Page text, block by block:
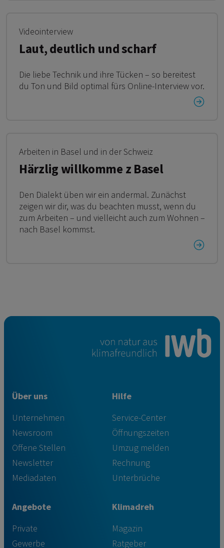
Videointerview
Laut, deutlich und scharf
Die liebe Technik und ihre Tücken – so bereitest
du Ton und Bild optimal fürs Online-Interview vor.
Arbeiten in Basel und in der Schweiz
Härzlig willkomme z Basel
Den Dialekt üben wir ein andermal. Zunächst
zeigen wir dir, was du beachten musst, wenn du
zum Arbeiten – und vielleicht auch zum Wohnen –
nach Basel kommst.
Über uns
Unternehmen
Newsroom
Offene Stellen
Newsletter
Mediadaten
Hilfe
Service-Center
Öffnungszeiten
Umzug melden
Rechnung
Unterbrüche
Angebote
Private
Gewerbe
Klimadreh
Magazin
Ratgeber